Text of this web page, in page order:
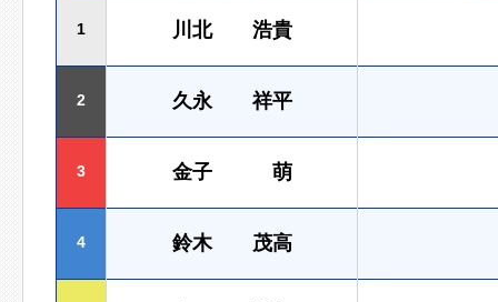
1 川北 浩貴
2 久永 祥平
3 金子 萌
4 鈴木 茂高